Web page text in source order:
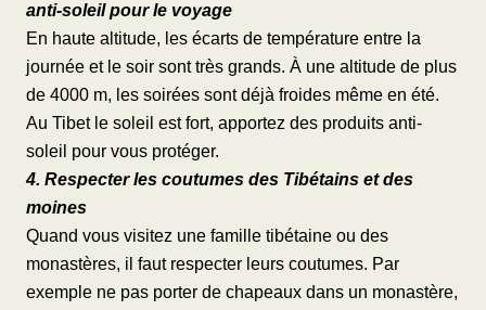
anti-soleil pour le voyage
En haute altitude, les écarts de température entre la
journée et le soir sont très grands. À une altitude de plus
de 4000 m, les soirées sont déjà froides même en été.
Au Tibet le soleil est fort, apportez des produits anti-
soleil pour vous protéger.
4. Respecter les coutumes des Tibétains et des
moines
Quand vous visitez une famille tibétaine ou des
monastères, il faut respecter leurs coutumes. Par
exemple ne pas porter de chapeaux dans un monastère,